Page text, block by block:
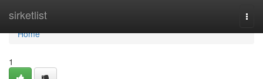
sirketlist
Home
Home
1